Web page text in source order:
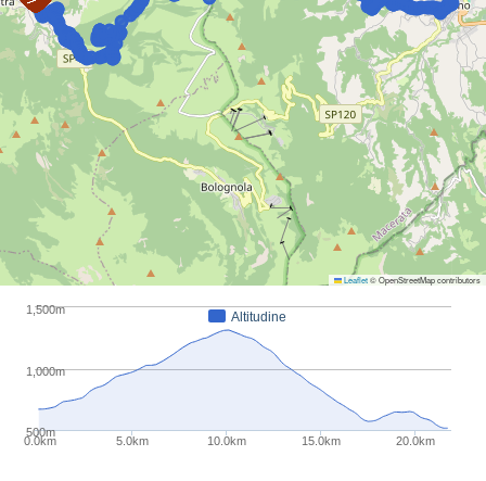
Leaflet© OpenStreetMap contributors
Altitudine
0.0km 5.0km 10.0km 15.0km 20.0km
500m
1,000m
1,500m